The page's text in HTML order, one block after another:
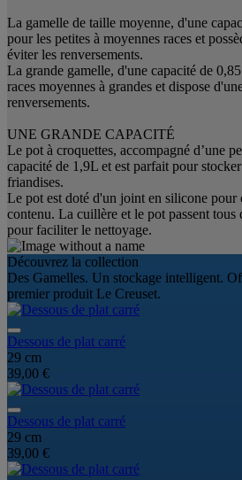
La gamelle de taille moyenne, d'une
pour les petites à moyennes races et
éviter les renversements.
La grande gamelle, d'une capacité de
races moyennes à grandes et dispose
renversements.
UNE GRANDE CAPACITÉ
Le pot à croquettes, accompagné d’une
capacité de 1,9L et est parfait pour
friandises.
Le pot est doté d'un joint en silicone pour
contenu. La cuillère et le pot passent tous
pour faciliter le nettoyage.
Découvrez la collection
Des Gamelles. Un stockage intelligent.
premier produit Le Creuset.
Dessous de plat carré
29 cm
39,00 €
Dessous de plat carré
29 cm
39,00 €